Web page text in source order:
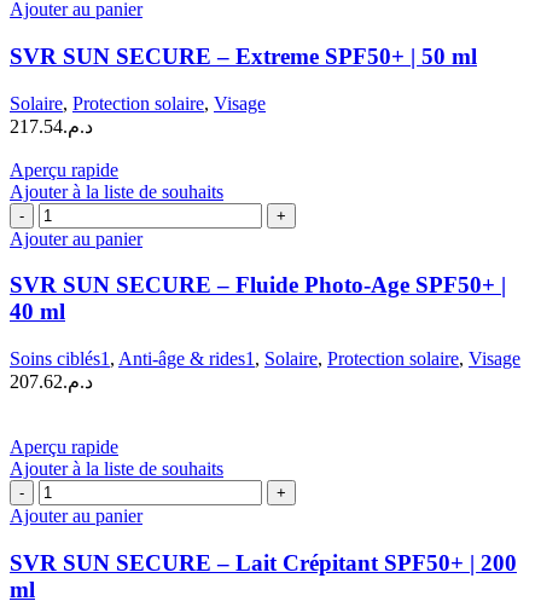
de
SUN
SECURE
Extreme
SPF50+
50
ml
Ajouter au panier
SVR SUN SECURE – Extreme SPF50+ | 50 ml
Solaire, Protection solaire, Visage
د.م.217.54
Aperçu rapide
Ajouter à la liste de souhaits
quantité
de
SUN
SECURE
–
Photo-
Age
40
ml
Ajouter au panier
SVR SUN SECURE – Fluide Photo-Age SPF50+ |
40 ml
Soins ciblés1 , Anti-âge & rides1 , Solaire, Protection solaire, Visage
د.م.207.62
Aperçu rapide
Ajouter à la liste de souhaits
quantité
de
SUN
SECURE
Ajouter au panier
SVR SUN SECURE – Lait Crépitant SPF50+ | 200
ml